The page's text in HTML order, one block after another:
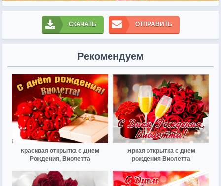
СКАЧАТЬ ОТПРАВИТЬ
Рекомендуем
Красивая открытка с Днем
Рождения, Виолетта
Яркая открытка с днем
рождения Виолетта